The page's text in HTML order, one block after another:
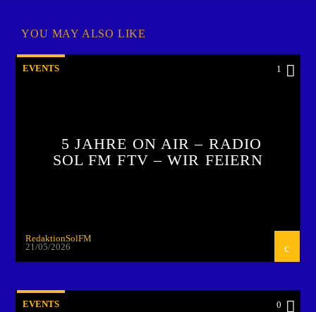
YOU MAY ALSO LIKE
EVENTS 1
5 JAHRE ON AIR – RADIO
SOL FM FTV – WIR FEIERN
RedaktionSolFM
21/05/2026
EVENTS 0